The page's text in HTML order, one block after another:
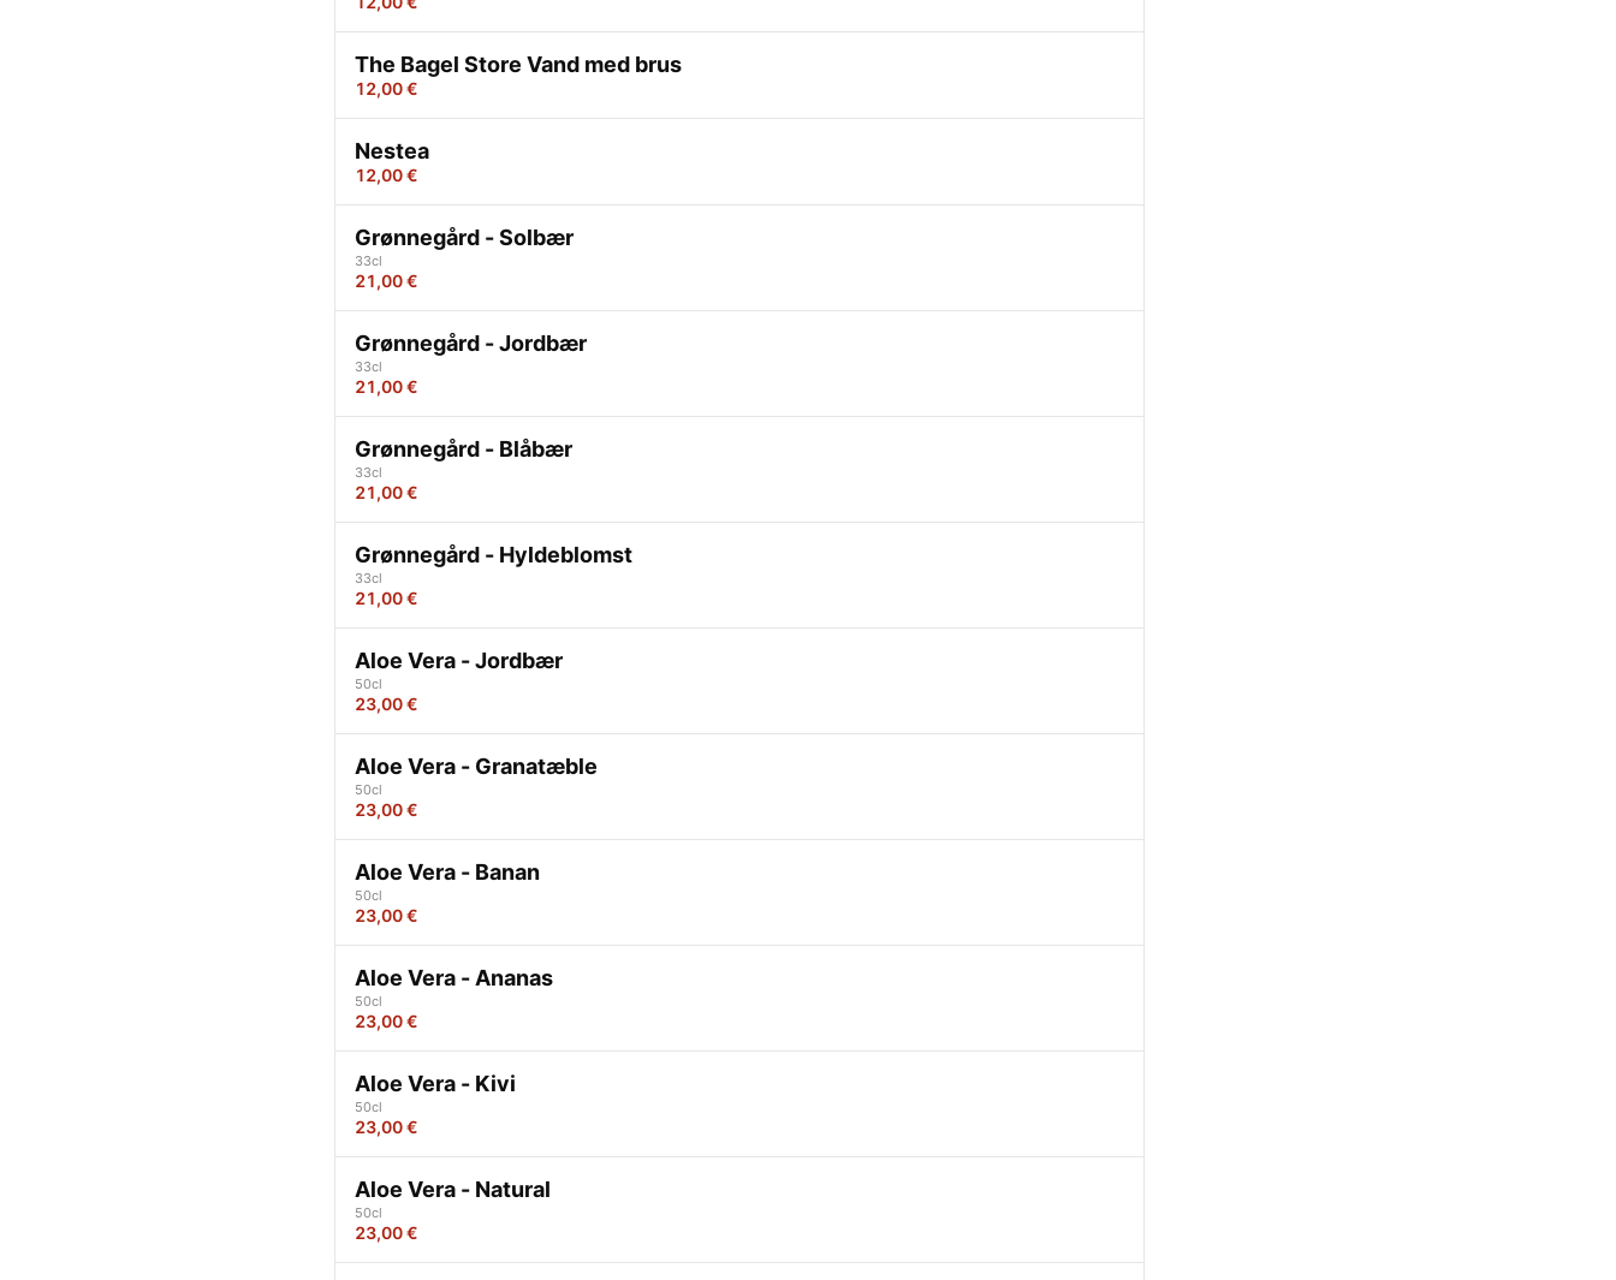
The Bagel Store Vand med brus
12,00 €
Nestea
12,00 €
Grønnegård - Solbær
33cl
21,00 €
Grønnegård - Jordbær
33cl
21,00 €
Grønnegård - Blåbær
33cl
21,00 €
Grønnegård - Hyldeblomst
33cl
21,00 €
Aloe Vera - Jordbær
50cl
23,00 €
Aloe Vera - Granatæble
50cl
23,00 €
Aloe Vera - Banan
50cl
23,00 €
Aloe Vera - Ananas
50cl
23,00 €
Aloe Vera - Kivi
50cl
23,00 €
Aloe Vera - Natural
50cl
23,00 €